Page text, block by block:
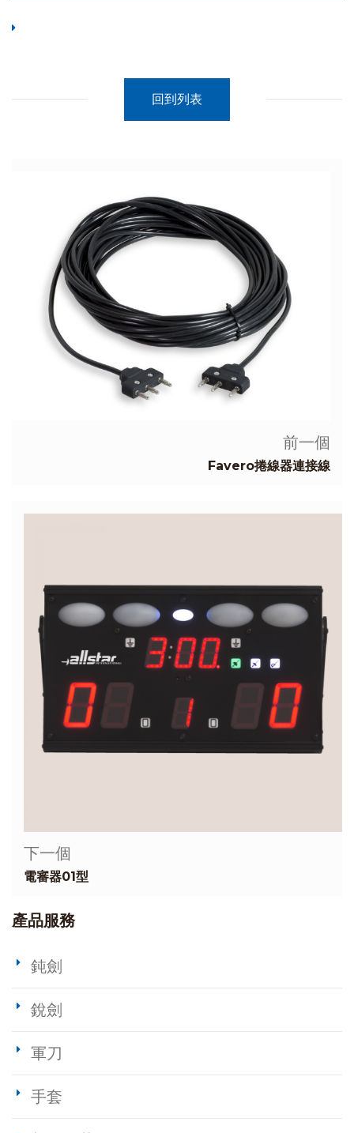
回到列表
前一個
Favero捲線器連接線
下一個
電審器01型
產品服務
鈍劍
銳劍
軍刀
手套